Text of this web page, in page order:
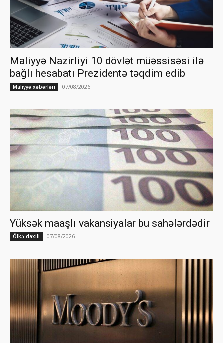
Maliyyə Nazirliyi 10 dövlət müəssisəsi ilə
bağlı hesabatı Prezidentə təqdim edib
Maliyyə xəbərləri 07/08/2026
Yüksək maaşlı vakansiyalar bu sahələrdədir
Ölkə daxili 07/08/2026